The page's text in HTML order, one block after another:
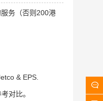
务（否则200港
& EPS.
对比。